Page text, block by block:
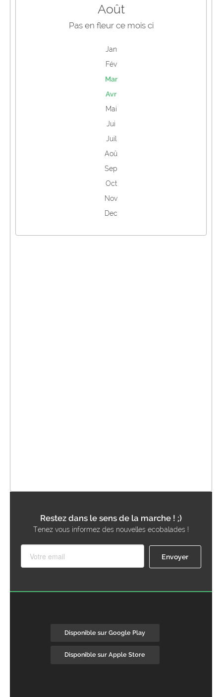
Août
Pas en fleur ce mois ci
Jan
Fév
Mar
Avr
Mai
Jui
Juil
Aoû
Sep
Oct
Nov
Dec
Restez dans le sens de la marche ! ;)
Tenez vous informez des nouvelles ecobalades !
Disponible sur Google Play
Disponible sur Apple Store